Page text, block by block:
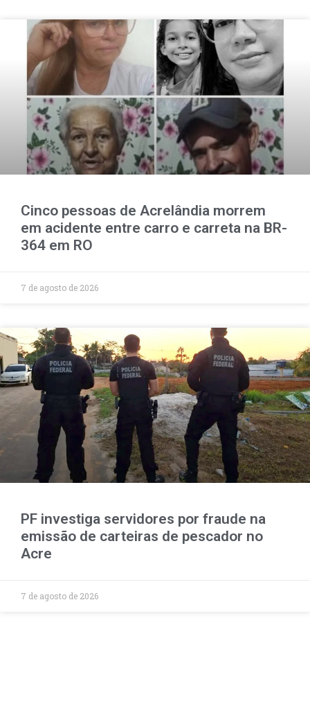
Cinco pessoas de Acrelândia morrem
em acidente entre carro e carreta na BR-
364 em RO
7 de agosto de 2026
PF investiga servidores por fraude na
emissão de carteiras de pescador no
Acre
7 de agosto de 2026